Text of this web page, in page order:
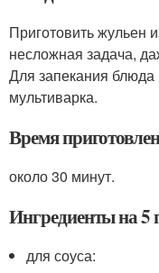
Приготовить жульен
несложная задача,
Для запекания
мультиварка.
Время
около 30 минут.
Ингредиенты на 5
для соуса: